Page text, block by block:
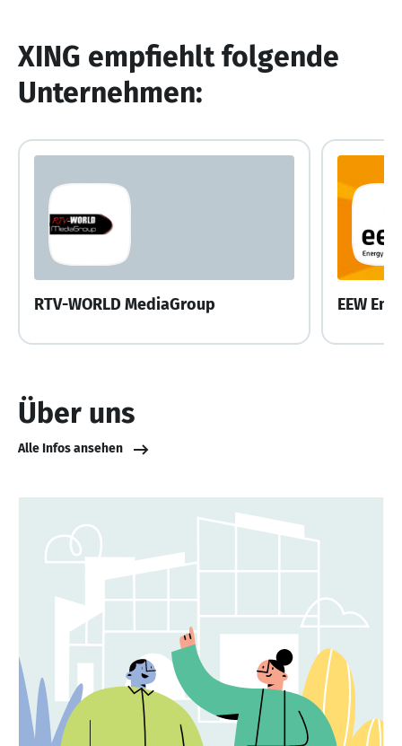
XING empfiehlt folgende
Unternehmen:
RTV-WORLD MediaGroup EEW
Über uns
Alle Infos ansehen